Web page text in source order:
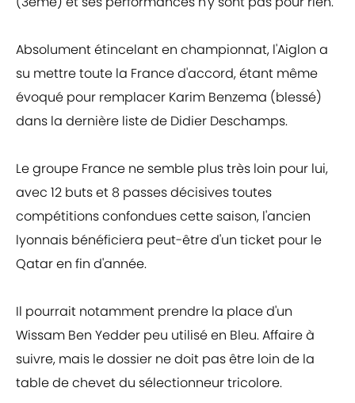
Absolument étincelant en championnat, l'Aiglon a
su mettre toute la France d'accord, étant même
évoqué pour remplacer Karim Benzema (blessé)
dans la dernière liste de Didier Deschamps.
Le groupe France ne semble plus très loin pour lui,
avec 12 buts et 8 passes décisives toutes
compétitions confondues cette saison, l'ancien
lyonnais bénéficiera peut-être d'un ticket pour le
Qatar en fin d'année.
Il pourrait notamment prendre la place d'un
Wissam Ben Yedder peu utilisé en Bleu. Affaire à
suivre, mais le dossier ne doit pas être loin de la
table de chevet du sélectionneur tricolore.